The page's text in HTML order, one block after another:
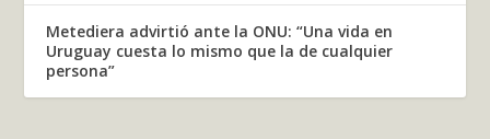
Metediera advirtió ante la ONU: “Una vida en
Uruguay cuesta lo mismo que la de cualquier
persona”